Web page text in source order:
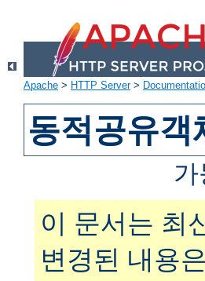
Apache > HTTP Server>
동적공유객
이 문서는 최
변경된 내용